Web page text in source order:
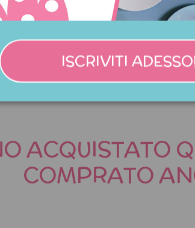
blu fantasia animalier
con stelle e fulmini
69,90 €
ACQUISTATO
COMPRATO
ISCRIVITI